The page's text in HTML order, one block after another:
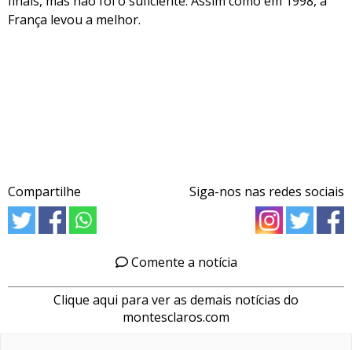
França levou a melhor.
Compartilhe Siga-nos nas redes sociais
Comente a notícia
Clique aqui para ver as demais notícias do
montesclaros.com